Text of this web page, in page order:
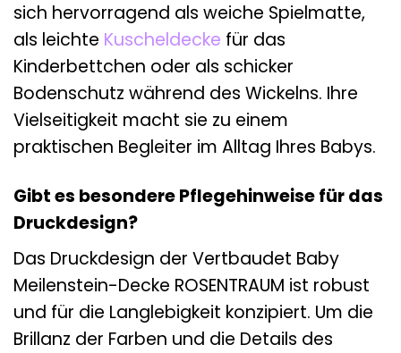
sich hervorragend als weiche Spielmatte,
als leichte Kuscheldecke für das
Kinderbettchen oder als schicker
Bodenschutz während des Wickelns. Ihre
Vielseitigkeit macht sie zu einem
praktischen Begleiter im Alltag Ihres Babys.
Gibt es besondere Pflegehinweise für das
Druckdesign?
Das Druckdesign der Vertbaudet Baby
Meilenstein-Decke ROSENTRAUM ist robust
und für die Langlebigkeit konzipiert. Um die
Brillanz der Farben und die Details des